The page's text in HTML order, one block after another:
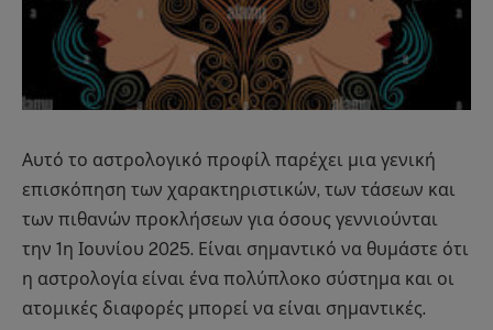
Αυτό το αστρολογικό προφίλ παρέχει μια γενική
επισκόπηση των χαρακτηριστικών, των τάσεων και
των πιθανών προκλήσεων για όσους γεννιούνται
την 1η Ιουνίου 2025. Είναι σημαντικό να θυμάστε ότι
η αστρολογία είναι ένα πολύπλοκο σύστημα και οι
ατομικές διαφορές μπορεί να είναι σημαντικές.